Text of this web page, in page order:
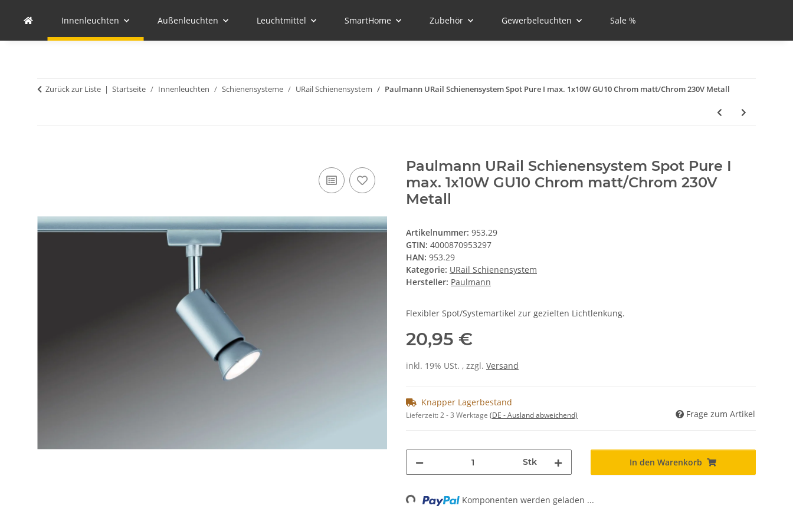
Innenleuchten Außenleuchten Leuchtmittel SmartHome Zubehör Gewerbeleuchten Sale %
Zurück zur Liste Startseite Innenleuchten Schienensysteme URail Schienensystem Paulmann URail Schienensystem Spot Pure I max. 1x10W GU10 Chrom matt/Chrom 230V Metall
Paulmann URail Schienensystem Spot Pure I
max. 1x10W GU10 Chrom matt/Chrom 230V
Metall
Artikelnummer: 953.29
GTIN: 4000870953297
HAN: 953.29
Kategorie: URail Schienensystem
Hersteller: Paulmann
Flexibler Spot/Systemartikel zur gezielten Lichtlenkung.
20,95 €
inkl. 19% USt. , zzgl. Versand
Knapper Lagerbestand
Lieferzeit:2 - 3 Werktage (DE - Ausland abweichend) Frage zum Artikel
Stk In den Warenkorb
Loading... Komponenten werden geladen ...